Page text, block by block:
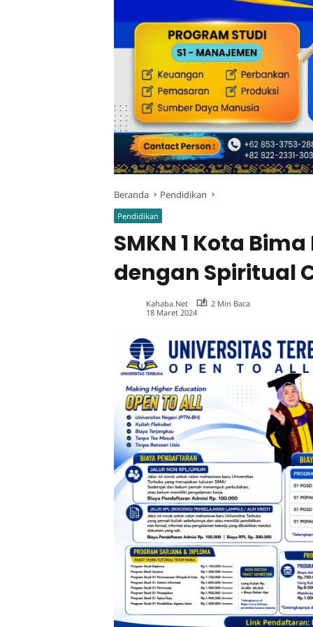
Beranda Pendidikan
Pendidikan
SMKN 1 Kota
dengan Spiritual
Kahaba.net
2 Min Baca
18 Maret 2024